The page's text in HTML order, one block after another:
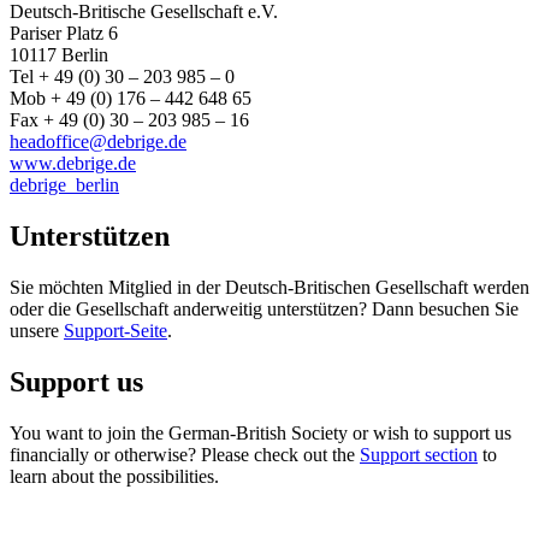
Deutsch-Britische Gesellschaft e.V.
Pariser Platz 6
10117 Berlin
Tel + 49 (0) 30 – 203 985 – 0
Mob + 49 (0) 176 – 442 648 65
Fax + 49 (0) 30 – 203 985 – 16
headoffice@debrige.de
www.debrige.de
debrige_berlin
Unterstützen
Sie möchten Mitglied in der Deutsch-Britischen Gesellschaft werden
oder die Gesellschaft anderweitig unterstützen? Dann besuchen Sie
unsere Support-Seite.
Support us
You want to join the German-British Society or wish to support us
financially or otherwise? Please check out the Support section to
learn about the possibilities.